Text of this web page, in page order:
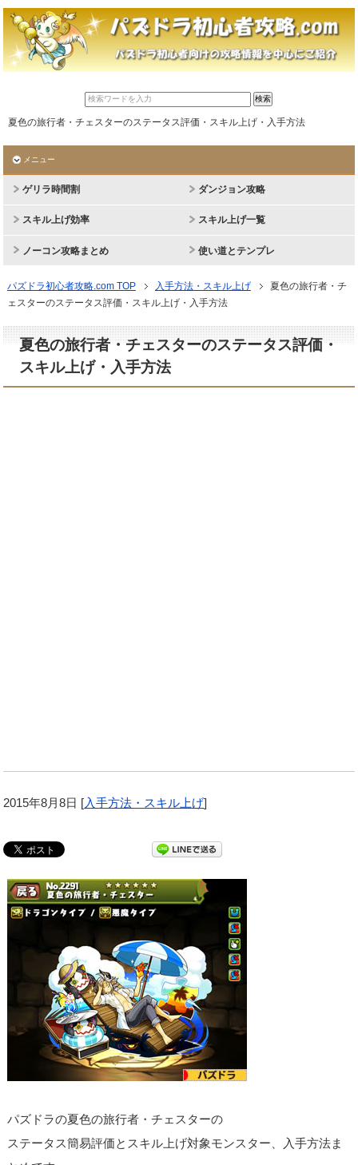
夏色の旅行者・チェスターのステータス評価・スキル上げ・入手方法
メニュー
ゲリラ時間割 ダンジョン攻略
スキル上げ効率 スキル上げ一覧
ノーコン攻略まとめ 使い道とテンプレ
パズドラ初心者攻略.com TOP 入手方法・スキル上げ
夏色の旅行者・チ
ェスターのステータス評価・スキル上げ・入手方法
夏色の旅行者・チェスターのステータス評価・
スキル上げ・入手方法
2015年8月8日 [入手方法・スキル上げ]
パズドラの夏色の旅行者・チェスターの
ステータス簡易評価とスキル上げ対象モンスター、入手方法ま